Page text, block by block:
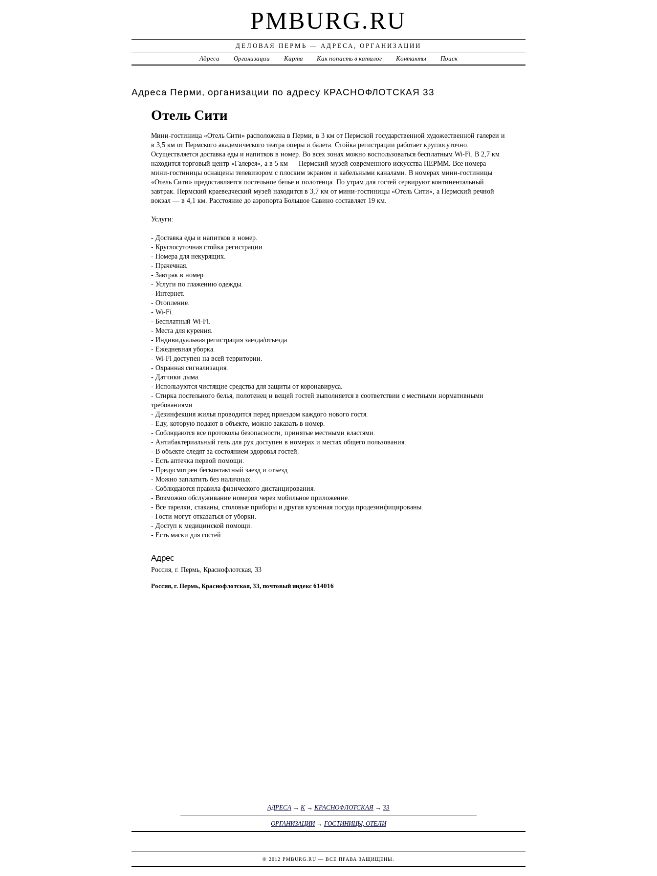
PMBURG.RU
ДЕЛОВАЯ ПЕРМЬ — АДРЕСА, ОРГАНИЗАЦИИ
Адреса
Организации Карта Как попасть в каталог Контакты Поиск
Адреса Перми, организации по адресу КРАСНОФЛОТСКАЯ 33
Отель Сити
Мини-гостиница «Отель Сити» расположена в Перми, в 3 км от Пермской государственной художественной галереи и
в 3,5 км от Пермского академического театра оперы и балета. Стойка регистрации работает круглосуточно.
Осуществляется доставка еды и напитков в номер. Во всех зонах можно воспользоваться бесплатным Wi-Fi. В 2,7 км
находится торговый центр «Галерея», а в 5 км — Пермский музей современного искусства ПЕРММ. Все номера
мини-гостиницы оснащены телевизором с плоским экраном и кабельными каналами. В номерах мини-гостиницы
«Отель Сити» предоставляется постельное белье и полотенца. По утрам для гостей сервируют континентальный
завтрак. Пермский краеведческий музей находится в 3,7 км от мини-гостиницы «Отель Сити», а Пермский речной
вокзал — в 4,1 км. Расстояние до аэропорта Большое Савино составляет 19 км.
Услуги:
- Доставка еды и напитков в номер.
- Круглосуточная стойка регистрации.
- Номера для некурящих.
- Прачечная.
- Завтрак в номер.
- Услуги по глажению одежды.
- Интернет.
- Отопление.
- Wi-Fi.
- Бесплатный Wi-Fi.
- Места для курения.
- Индивидуальная регистрация заезда/отъезда.
- Ежедневная уборка.
- Wi-Fi доступен на всей территории.
- Охранная сигнализация.
- Датчики дыма.
- Используются чистящие средства для защиты от коронавируса.
- Стирка постельного белья, полотенец и вещей гостей выполняется в соответствии с местными нормативными
требованиями.
- Дезинфекция жилья проводится перед приездом каждого нового гостя.
- Еду, которую подают в объекте, можно заказать в номер.
- Соблюдаются все протоколы безопасности, принятые местными властями.
- Антибактериальный гель для рук доступен в номерах и местах общего пользования.
- В объекте следят за состоянием здоровья гостей.
- Есть аптечка первой помощи.
- Предусмотрен бесконтактный заезд и отъезд.
- Можно заплатить без наличных.
- Соблюдаются правила физического дистанцирования.
- Возможно обслуживание номеров через мобильное приложение.
- Все тарелки, стаканы, столовые приборы и другая кухонная посуда продезинфицированы.
- Гости могут отказаться от уборки.
- Доступ к медицинской помощи.
- Есть маски для гостей.
Адрес
Россия, г. Пермь, Краснофлотская, 33
Россия, г. Пермь, Краснофлотская, 33, почтовый индекс 614016
АДРЕСА → К→ КРАСНОФЛОТСКАЯ→ 33
ОРГАНИЗАЦИИ→ ГОСТИНИЦЫ, ОТЕЛИ
© 2012 PMBURG.RU — ВСЕ ПРАВА ЗАЩИЩЕНЫ.